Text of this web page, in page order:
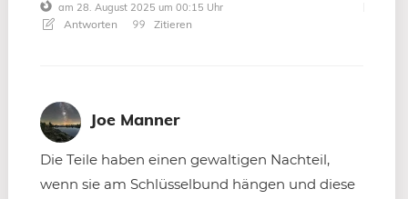
am 28. August 2025 um 00:15 Uhr
Antworten Zitieren
Joe Manner
Die Teile haben einen gewaltigen Nachteil,
wenn sie am Schlüsselbund hängen und diese